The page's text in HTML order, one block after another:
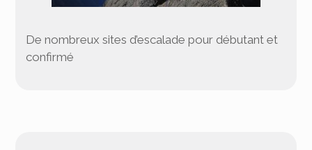
De nombreux sites d’escalade pour débutant et
confirmé